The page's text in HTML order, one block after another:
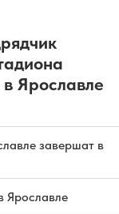
Ярославле
завершат в
Ярославле